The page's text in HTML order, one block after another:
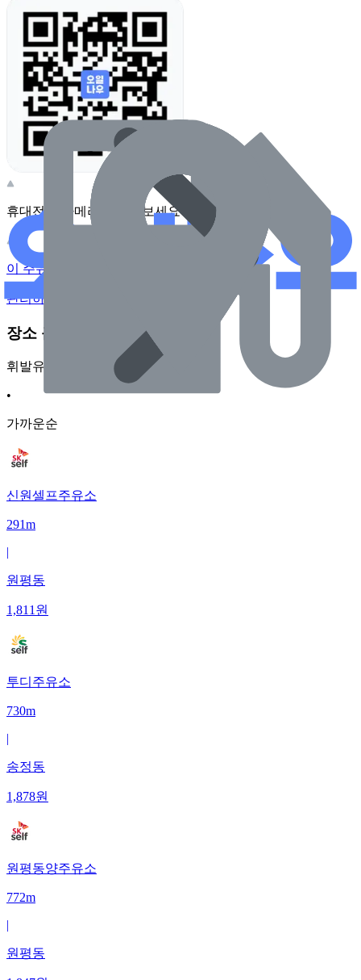
휴대전화 카메라로 찍어보세요
이 주유소의 사장님이신가요?
관리하기
장소 근처 주유소
휘발유
•
가까운순
신원셀프주유소
291m
|
원평동
1,811원
투디주유소
730m
|
송정동
1,878원
원평동양주유소
772m
|
원평동